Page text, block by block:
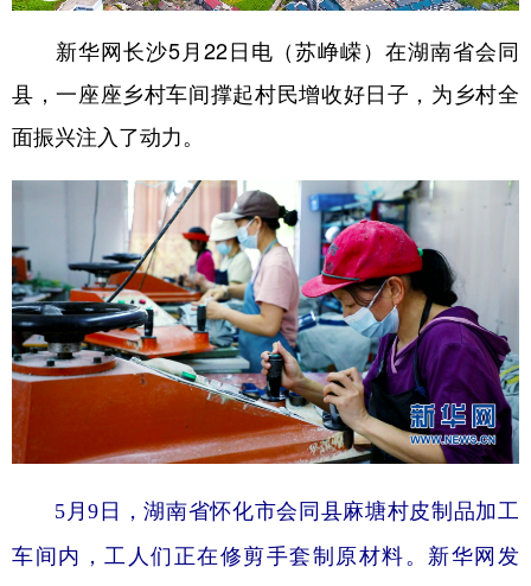
彩票 娱乐 时尚 悦读
公益 一带一路 亚太网 上市公司
文化产业
地方频道
北京 天津 河北 山西
辽宁 吉林 上海 江苏
浙江 安徽 福建 江西
河南 湖北 湖南
贵州 云南 西藏
新华网长沙5月22日电（苏峥嵘）在湖南省会同
县，一座座乡村车间撑起村民增收好日子，为乡村全
面振兴注入了动力。
5月9日，湖南省怀化市会同县麻塘村皮制品加工
车间内，工人们正在修剪手套制原材料。新华网发